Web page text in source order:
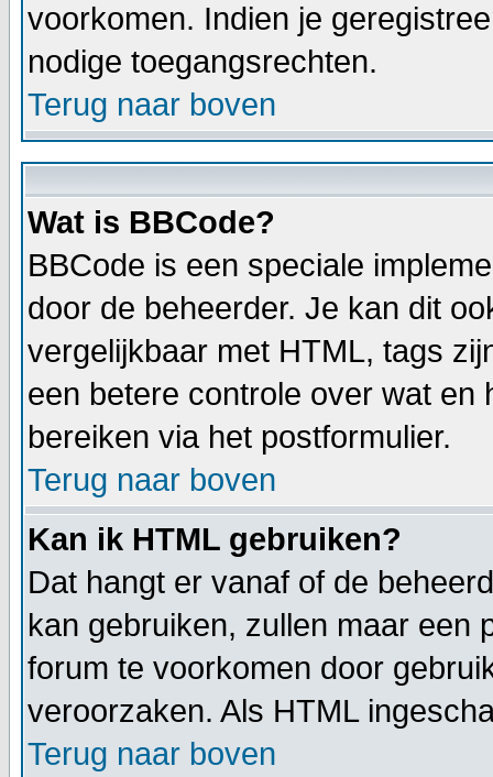
voorkomen. Indien je
nodige toegangsrechten.
Terug naar boven
Wat is BBCode?
BBCode is een speciale
door de beheerder. Je kan dit
vergelijkbaar met HTML, tags
een betere controle over wat en
bereiken via het postformulier.
Terug naar boven
Kan ik HTML gebruiken?
Dat hangt er vanaf of de
kan gebruiken, zullen maar
forum te voorkomen door
veroorzaken. Als HTML
Terug naar boven